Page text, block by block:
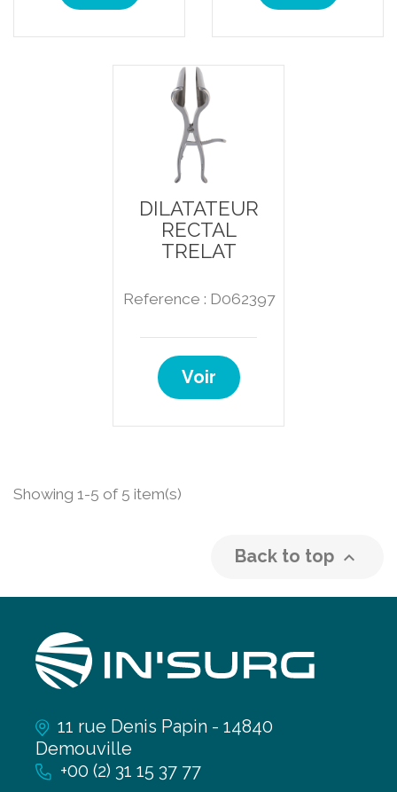
DILATATEUR
RECTAL
TRELAT
Reference : D062397
Voir
Showing 1-5 of 5 item(s)
Back to top 
11 rue Denis Papin - 14840
Demouville
+00 (2) 31 15 37 77